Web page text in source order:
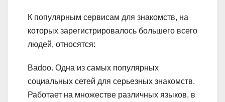
К популярным сервисам для знакомств, на
которых зарегистрировалось большего всего
людей, относятся:
Badoo. Одна из самых популярных
социальных сетей для серьезных знакомств.
Работает на множестве различных языков, в